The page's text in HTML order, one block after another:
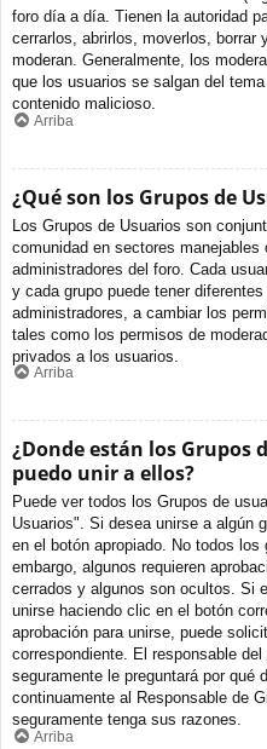
foro día a día. Tienen la autoridad
cerrarlos, abrirlos, moverlos, borrar
moderan. Generalmente, los
que los usuarios se salgan del
contenido malicioso.
Arriba
¿Qué son los Grupos de
Los Grupos de Usuarios son
comunidad en sectores
administradores del foro. Cada
y cada grupo puede tener
administradores, a cambiar los
tales como los permisos de
privados a los usuarios.
Arriba
¿Donde están los Grupos
puedo unir a ellos?
Puede ver todos los Grupos de
Usuarios". Si desea unirse a algún
en el botón apropiado. No todos
embargo, algunos requieren
cerrados y algunos son ocultos. Si
unirse haciendo clic en el botón
aprobación para unirse, puede
correspondiente. El responsable
seguramente le preguntará por qué
continuamente al Responsable de
seguramente tenga sus razones.
Arriba